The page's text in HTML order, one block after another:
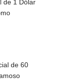
de 1 Dólar
de 60